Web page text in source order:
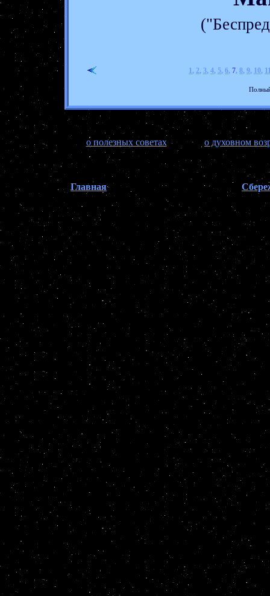
1, 2, 3, 4, 5, 6, 7, 8, 9, 10,
о полезных советах о духовном
Главная